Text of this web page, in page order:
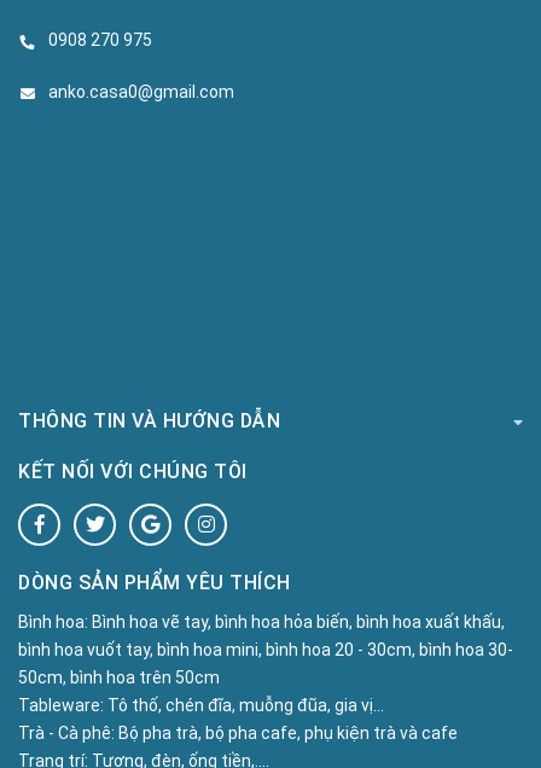
0908 270 975
anko.casa0@gmail.com
THÔNG TIN VÀ HƯỚNG DẪN
KẾT NỐI VỚI CHÚNG TÔI
DÒNG SẢN PHẨM YÊU THÍCH
Bình hoa: Bình hoa vẽ tay, bình hoa hỏa biến, bình hoa xuất khấu,
bình hoa vuốt tay, bình hoa mini, bình hoa 20 - 30cm, bình hoa 30-
50cm, bình hoa trên 50cm
Tableware: Tô thố, chén đĩa, muỗng đũa, gia vị...
Trà - Cà phê: Bộ pha trà, bộ pha cafe, phụ kiện trà và cafe
Trang trí: Tượng, đèn, ống tiền,....